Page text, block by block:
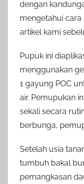
dengan
mengetahui
artikel kami
Pupuk ini
menggunakan
1 gayung POC
air. Pemupukan
sekali secara
berbunga,
Setelah usia
tumbuh bakal
pemangkasan